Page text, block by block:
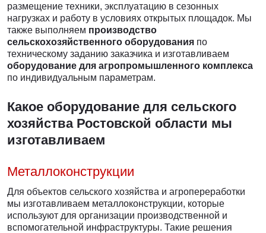
размещение техники, эксплуатацию в сезонных
нагрузках и работу в условиях открытых площадок. Мы
также выполняем производство
сельскохозяйственного оборудования по
техническому заданию заказчика и изготавливаем
оборудование для агропромышленного комплекса
по индивидуальным параметрам.
Какое оборудование для сельского
хозяйства Ростовской области мы
изготавливаем
Металлоконструкции
Для объектов сельского хозяйства и агропереработки
мы изготавливаем металлоконструкции, которые
используют для организации производственной и
вспомогательной инфраструктуры. Такие решения